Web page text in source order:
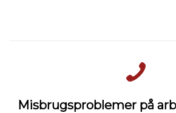
Misbrugsproblemer på